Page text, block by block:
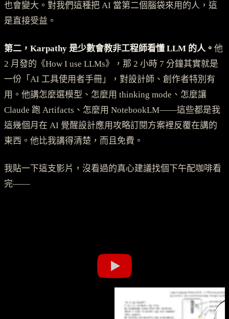
也會變大。對我們這種把 AI 當第二個腦袋來用的人，這
是直接受益。
第二，Karpathy 是少數會教非工程師看懂 LLM 的人。 他
2 月發的《How I use LLMs》，那 2 小時 7 分鐘其實就是
一份「AI 工具使用者手冊」，對設計師、創作者特別有
用。他講怎麼選模型、怎麼用 thinking mode、怎麼讓
Claude 跑 Artifacts、怎麼用 NotebookLM——這些都是我
這幾個月在 AI 覺醒設計應用攻略訂閱方案裡反覆在講的
東西。他比我講得清楚，而且免費。
我貼一下這支影片，沒看過的真心建議找個下午配咖啡看
完——